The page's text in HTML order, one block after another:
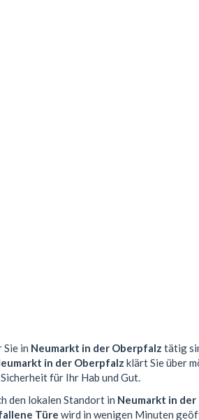
in Neumarkt in der Oberpfalz tätig
in der Oberpfalz klärt Sie über
für Ihr Hab und Gut.
den lokalen Standort in Neumarkt in der
Türe wird in wenigen Minuten